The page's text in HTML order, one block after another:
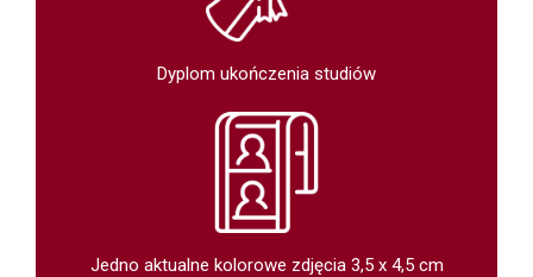
Dyplom ukończenia studiów
Jedno aktualne kolorowe zdjęcia 3,5 x 4,5 cm